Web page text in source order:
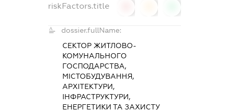
riskFactors.title
dossier.fullName:
СЕКТОР ЖИТЛОВО-
КОМУНАЛЬНОГО
ГОСПОДАРСТВА,
МІСТОБУДУВАННЯ,
АРХІТЕКТУРИ,
ІНФРАСТРУКТУРИ,
ЕНЕРГЕТИКИ ТА ЗАХИСТУ